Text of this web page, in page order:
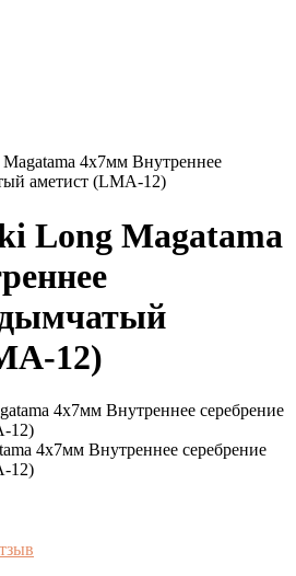
4x7мм Внутреннее
аметист (LMA-12)
Long Magatama
дымчатый
12)
4x7мм Внутреннее серебрение
12)